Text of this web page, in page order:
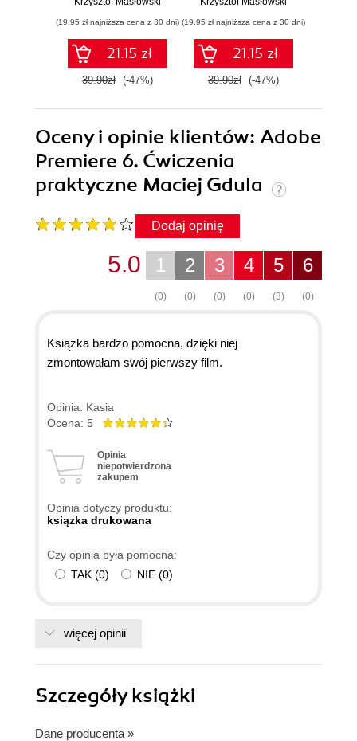
(19,95 zł najniższa cena z 30 dni)
21.15 zł
39.90zł (-47%)
(19,95 zł najniższa cena z 30 dni)
21.15 zł
39.90zł (-47%)
Oceny i opinie klientów: Adobe
Premiere 6. Ćwiczenia
praktyczne Maciej Gdula
Dodaj opinię
6
(0)
5
(3)
4
(0)
3
(0)
2
(0)
1
(0)
5.0
Książka bardzo pomocna, dzięki niej
zmontowałam swój pierwszy film.
Opinia: Kasia
Ocena: 5
Opinia
niepotwierdzona
zakupem
Opinia dotyczy produktu:
ksiązka drukowana
Czy opinia była pomocna:
TAK (0) NIE (0)
więcej opinii
Szczegółyksiążki
Dane producenta »